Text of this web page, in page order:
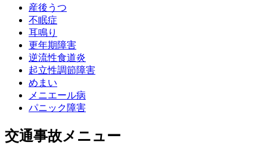
産後うつ
不眠症
耳鳴り
更年期障害
逆流性食道炎
起立性調節障害
めまい
メニエール病
パニック障害
交通事故メニュー